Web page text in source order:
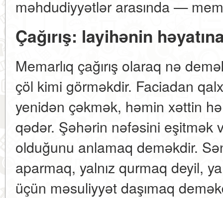
məhdudiyyətlər arasında —
Çağırış: layihənin
Memarlıq çağırış olaraq nə
çöl kimi görməkdir. Faciadan
yenidən çəkmək, həmin xəttin
qədər. Şəhərin nəfəsini eşitmək
olduğunu anlamaq deməkdir.
aparmaq, yalnız qurmaq deyil,
üçün məsuliyyət daşımaq